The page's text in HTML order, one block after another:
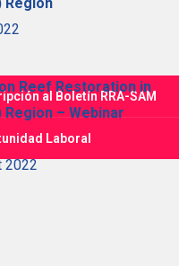
Reef Restoration in
– Webinar
2022
al Boletín RRA-SAM
Laboral